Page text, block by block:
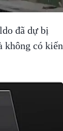
đã dự bị
không có kiến